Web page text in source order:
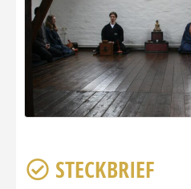
STECKBRIEF